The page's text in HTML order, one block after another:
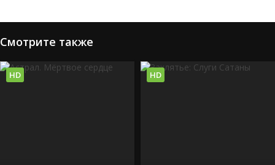
Смотрите также
HD HD